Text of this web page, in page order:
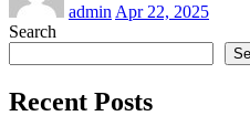
admin Apr 22, 2025
Search
Recent Posts